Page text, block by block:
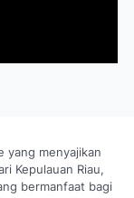
yang menyajikan
Kepulauan Riau,
bermanfaat bagi